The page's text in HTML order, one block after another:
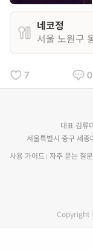
네코정
7 0
대표 김류
서울특별시 중구 세
사용 가이드 자주 묻는 질문
Copyright